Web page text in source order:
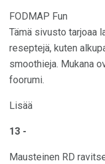
FODMAP Fun
Tämä sivusto tarjoaa
reseptejä, kuten
smoothieja. Mukana
foorumi.
Lisää
13 -
Mausteinen RD